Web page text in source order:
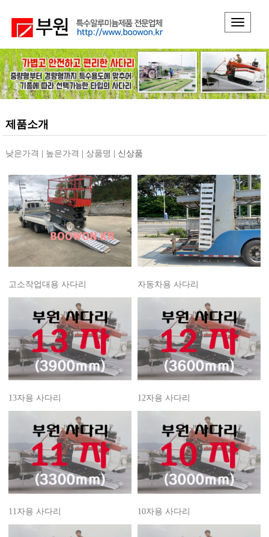
Toggle
제품소개
낮은가격 | 높은가격 | 상품명 | 신상품
고소작업대용 사다리 자동차용 사다리
13자용 사다리 12자용 사다리
11자용 사다리 10자용 사다리